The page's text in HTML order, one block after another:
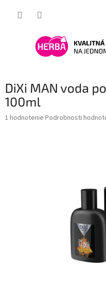
DiXi MAN voda
100ml
Priemerné
1 hodnotenie Podrobnosti